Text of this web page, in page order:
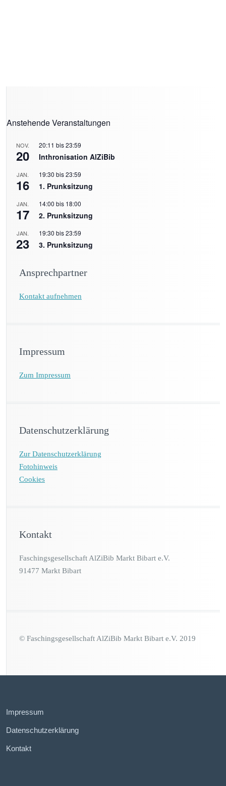
Anstehende Veranstaltungen
NOV.
20
20:11 bis23:59
Inthronisation AlZiBib
JAN.
16
19:30 bis23:59
1. Prunksitzung
JAN.
17
14:00 bis 18:00
2. Prunksitzung
JAN.
23
19:30 bis23:59
3. Prunksitzung
Ansprechpartner
Kontakt aufnehmen
Impressum
Zum Impressum
Datenschutzerklärung
Zur Datenschutzerklärung
Fotohinweis
Cookies
Kontakt
Faschingsgesellschaft AlZiBib Markt Bibart e.V.
91477 Markt Bibart
© Faschingsgesellschaft AlZiBib Markt Bibart e.V. 2019
Impressum
Datenschutzerklärung
Kontakt